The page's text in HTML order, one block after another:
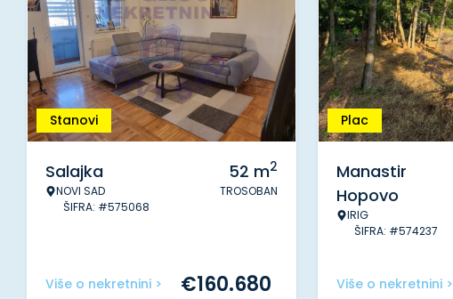
Stanovi
Salajka
NOVI SAD
ŠIFRA: #575068
52 m2
TROSOBAN
Više o nekretnini > €160.680
Plac
Manastir
Hopovo
IRIG
ŠIFRA: #574237
Više o nekretnini >